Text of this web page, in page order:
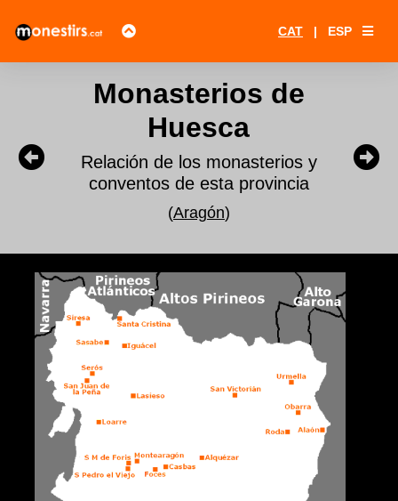
CAT | ESP
Monasterios de
Huesca
Relación de los monasterios y
conventos de esta provincia
(Aragón)